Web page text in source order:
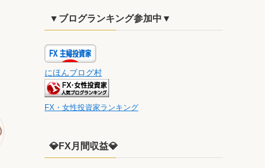
▼ブログランキング参加中▼
にほんブログ村
FX・女性投資家ランキング
💎FX月間収益💎